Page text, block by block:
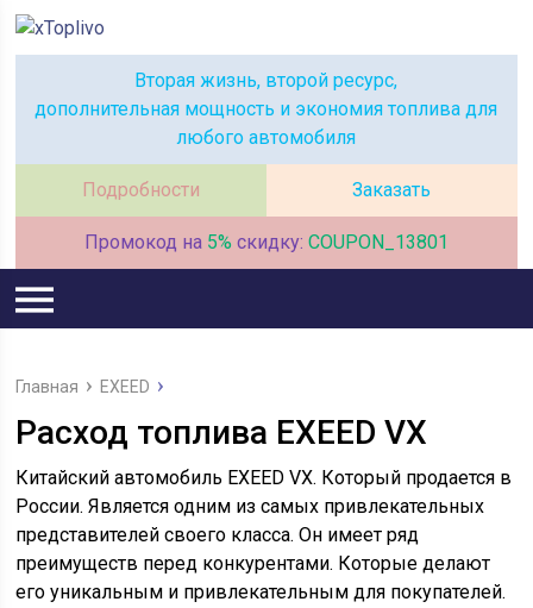
Вторая жизнь, второй ресурс,
дополнительная мощность и экономия топлива для
любого автомобиля
Подробности Заказать
Промокод на 5% скидку: COUPON_13801
Главная EXEED
Расход топлива EXEED VX
Китайский автомобиль EXEED VX. Который продается в
России. Является одним из самых привлекательных
представителей своего класса. Он имеет ряд
преимуществ перед конкурентами. Которые делают
его уникальным и привлекательным для покупателей.